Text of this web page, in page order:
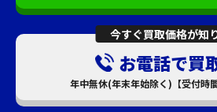
今すぐ買取価格が知
お電話で買
年中無休(年末年始除く)【受付時